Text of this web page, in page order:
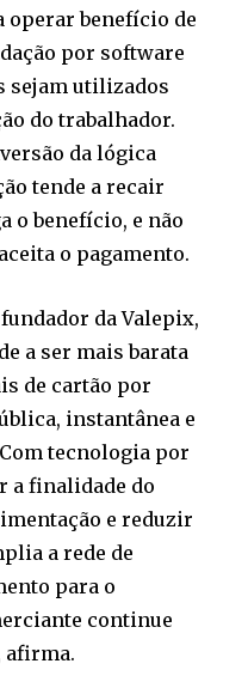
operar benefício de
por software
sejam utilizados
do trabalhador.
da lógica
tende a recair
o benefício, e não
o pagamento.
da Valepix,
a ser mais barata
de cartão por
instantânea e
tecnologia por
a finalidade do
e reduzir
a rede de
para o
continue
afirma.